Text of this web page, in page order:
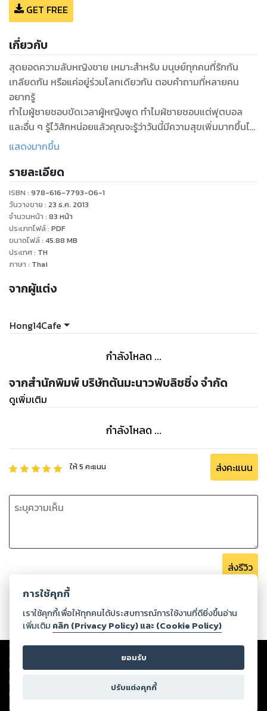
GET FREE
เกี่ยวกับ
สุดยอดความลับหญิงชาย เหมาะสำหรับ มนุษย์ทุกคนที่รักกัน
เกลียดกัน หรือแค่อยู่ร่วมโลกเดียวกัน ตอบคำถามที่หลายคน
อยากรู้
ทำไมผู้ชายชอบขัดเวลาผู้หญิงพูด ทำไมผ้ชายชอบแต่ฟุตบอล
และอื่น ๆ รู้ไว้สักหน่อยแล้วคุณจะรู้ว่าวันนี้มีความสุขเพิ่มมากขึ้นได้
เมื่อเราเข้าใจกัน
แสดงมากขึ้น
รายละเอียด
ISBN : 978-616-7793-06-1
วันวางขาย : 23 ธ.ค. 2013
จำนวนหน้า : 83 หน้า
ประเภทไฟล์: PDF
ขนาดไฟล์: 45.88 MB
ประเทศ: TH
ภาษา : Thai
จากผู้แต่ง
Hong14Cafe
กำลังโหลด ...
จากสำนักพิมพ์ บริษัทต้นมะนาวพับลิชชิ่ง จำกัด
ดูเพิ่มเติม
กำลังโหลด ...
ให้5 คะแนน ส่งคะแนน
ส่งรีวิว
Copyright ©2026Storylog Co., Ltd. - สตอรี่ล็อกขอสงวนสิทธิ์ไม่รับผิดชอบ
ต่อผลงานหรือเนื้อหาใดที่อัปโหลดผ่านเว็บไซต์และปรากฏว่าละเมิดสิทธิใน
ทรัพย์สินทางปัญญาของบุคคลอื่นหรือขัดต่อกฎหมายและศีลธรรม ดังนั้น ผู้อ่าน
ทุกท่านโปรดใช้วิจารณญาณในการกลั่นกรองด้วยตนเอง และหากท่านพบว่าส่วน
หนึ่งส่วนใดขัดต่อกฎหมายและศีลธรรม กรุณาแจ้งมายังบริษัท เพื่อทีมงานจะได้
ดำเนินการในทันที ทั้งนี้ ทางสตอรี่ล็อกขอสงวนลิขสิทธิ์ตามพระราชบัญญัติ
การใช้คุกกี้
เราใช้คุกกี้เพื่อให้ทุกคนได้ประสบการณ์การใช้งานที่ดียิ่งขึ้นอ่าน
เพิ่มเติม คลิก (Privacy Policy) และ (Cookie Policy)
ยอมรับ
ปรับแต่งคุกกี้